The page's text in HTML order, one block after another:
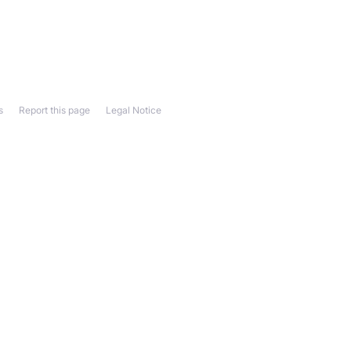
Legal Notice
Report this page